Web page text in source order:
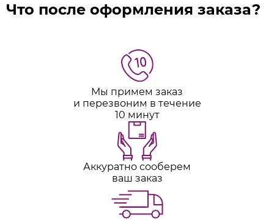
Что после оформления заказа?
Мы примем заказ
и перезвоним в течение
10 минут
Аккуратно сооберем
ваш заказ